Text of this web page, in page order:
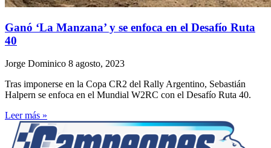
Ganó ‘La Manzana’ y se enfoca en el Desafío Ruta
40
Jorge Dominico 8 agosto, 2023
Tras imponerse en la Copa CR2 del Rally Argentino, Sebastián
Halpern se enfoca en el Mundial W2RC con el Desafío Ruta 40.
Leer más »